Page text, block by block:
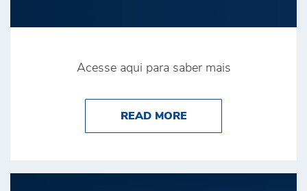
Acesse aqui para saber mais
READ MOREABOUT BRINK’S É